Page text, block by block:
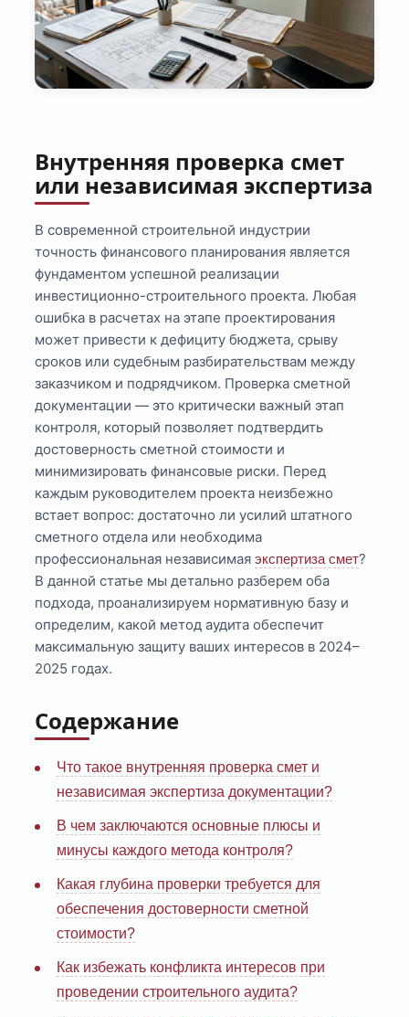
Внутренняя проверка смет
или независимая экспертиза
В современной строительной индустрии
точность финансового планирования является
фундаментом успешной реализации
инвестиционно-строительного проекта. Любая
ошибка в расчетах на этапе проектирования
может привести к дефициту бюджета, срыву
сроков или судебным разбирательствам между
заказчиком и подрядчиком. Проверка сметной
документации — это критически важный этап
контроля, который позволяет подтвердить
достоверность сметной стоимости и
минимизировать финансовые риски. Перед
каждым руководителем проекта неизбежно
встает вопрос: достаточно ли усилий штатного
сметного отдела или необходима
профессиональная независимаяэкспертиза смет?
В данной статье мы детально разберем оба
подхода, проанализируем нормативную базу и
определим, какой метод аудита обеспечит
максимальную защиту ваших интересов в 2024–
2025 годах.
Содержание
Что такое внутренняя проверка смет и
независимая экспертиза документации?
В чем заключаются основные плюсы и
минусы каждого метода контроля?
Какая глубина проверки требуется для
обеспечения достоверности сметной
стоимости?
Как избежать конфликта интересов при
проведении строительного аудита?